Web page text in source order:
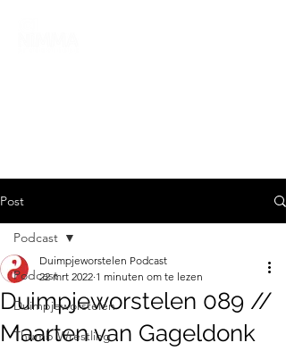
Post
Podcast
Duimpjeworstelen
Thumb Wrestling
Podcast
Duimpjeworstelen 089 //
Maarten van Gageldonk
Duimpjeworstelen Podcast
22 mrt 2022 1 minuten om te lezen